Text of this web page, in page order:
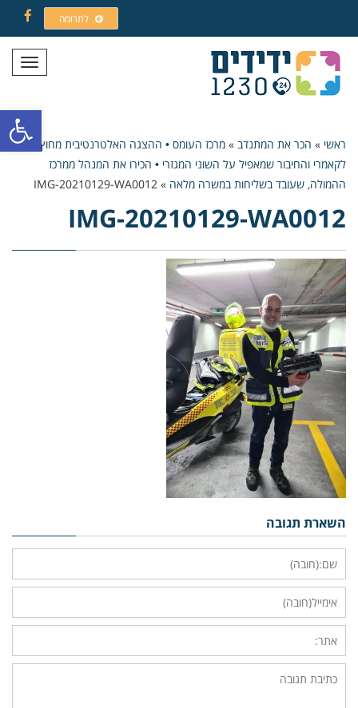
פתח
לתרומה
תפריט
ראשי » הכר את המתנדב » מרכז העומס • ההצגה האלטרנטיבית מחוץ
לקאמרי והחיבור שמאפיל על השוני המגזרי • הכירו את המנהל ממרכז
ההמולה, שעובד בשליחות במשרה מלאה »
IMG-20210129-WA0012
IMG-20210129-WA0012
השארת תגובה